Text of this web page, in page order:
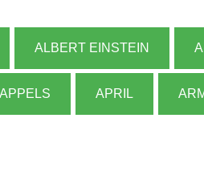
ALBERT EINSTEIN
APPELS APRIL